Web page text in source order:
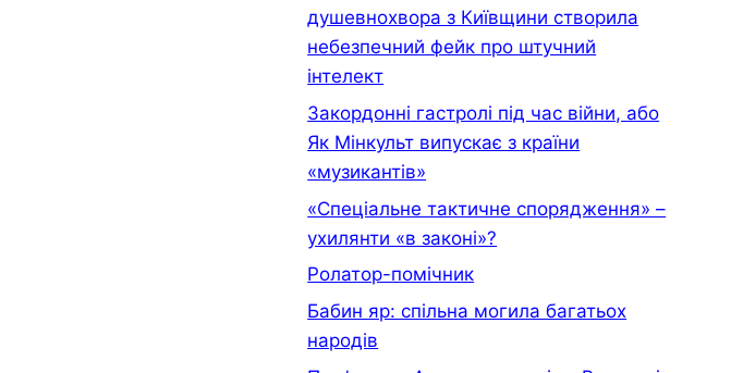
душевнохвора з Київщини створила
небезпечний фейк про штучний
інтелект
Закордонні гастролі під час війни, або
Як Мінкульт випускає з країни
«музикантів»
«Спеціальне тактичне спорядження» –
ухилянти «в законі»?
Ролатор-помічник
Бабин яр: спільна могила багатьох
народів